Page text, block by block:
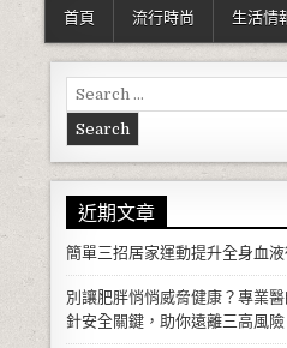
首頁 流行時尚 生活情
Search for:
近期文章
簡單三招居家運動提升全身血
別讓肥胖悄悄威脅健康？專業
針安全關鍵，助你遠離三高風險